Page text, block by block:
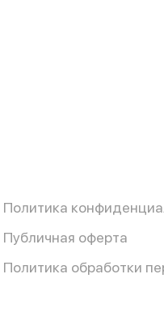
Политика
Публичная оферта
Политика обработки